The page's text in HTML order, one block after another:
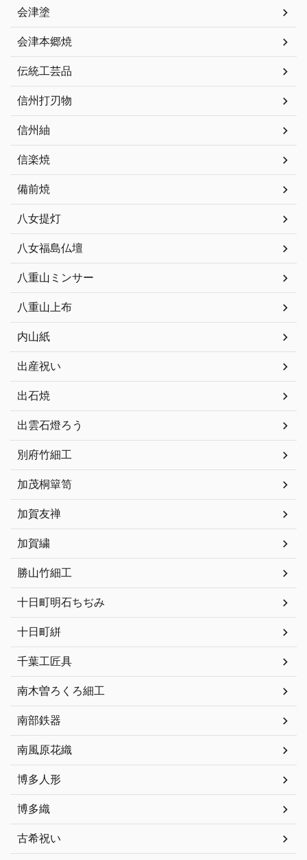
会津塗
会津本郷焼
伝統工芸品
信州打刃物
信州紬
信楽焼
備前焼
八女提灯
八女福島仏壇
八重山ミンサー
八重山上布
内山紙
出産祝い
出石焼
出雲石燈ろう
別府竹細工
加茂桐簞笥
加賀友禅
加賀繍
勝山竹細工
十日町明石ちぢみ
十日町絣
千葉工匠具
南木曽ろくろ細工
南部鉄器
南風原花織
博多人形
博多織
古希祝い